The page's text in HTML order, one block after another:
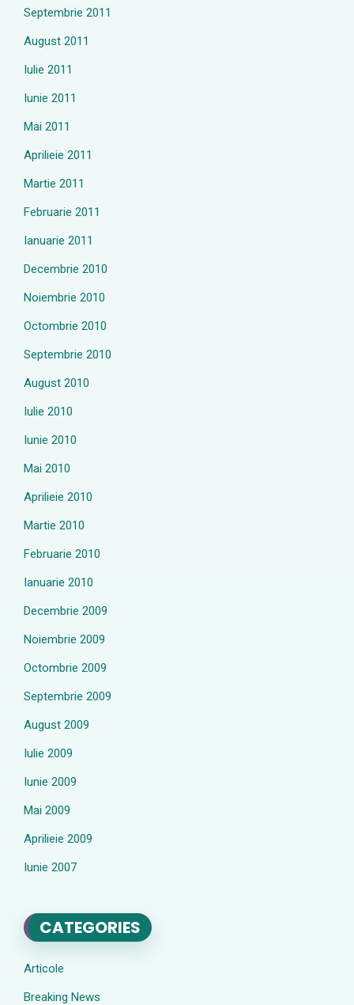
Septembrie 2011
August 2011
Iulie 2011
Iunie 2011
Mai 2011
Aprilieie 2011
Martie 2011
Februarie 2011
Ianuarie 2011
Decembrie 2010
Noiembrie 2010
Octombrie 2010
Septembrie 2010
August 2010
Iulie 2010
Iunie 2010
Mai 2010
Aprilieie 2010
Martie 2010
Februarie 2010
Ianuarie 2010
Decembrie 2009
Noiembrie 2009
Octombrie 2009
Septembrie 2009
August 2009
Iulie 2009
Iunie 2009
Mai 2009
Aprilieie 2009
Iunie 2007
CATEGORIES
Articole
Breaking News